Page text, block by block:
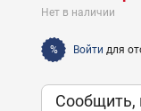
Нет в наличии
% Войти для
Сообщить,